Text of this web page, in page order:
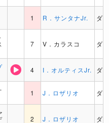
1 R．サンタナJr. ダ
7 V．カラスコ ダ
4 I．オルティスJr. ダ
1 J．ロザリオ ダ
2 J．ロザリオ ダ